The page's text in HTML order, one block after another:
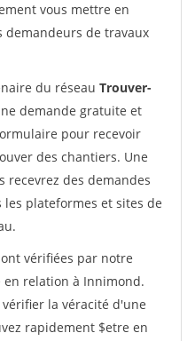
vous mettre en
demandeurs de travaux
du réseau Trouver-
demande gratuite et
pour recevoir
des chantiers. Une
recevrez des demandes
plateformes et sites de
vérifiées par notre
en relation à Innimond.
la véracité d'une
rapidement $etre en